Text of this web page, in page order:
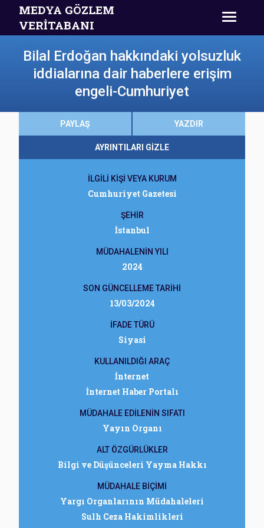
MEDYA GÖZLEM
VERİTABANI
Bilal Erdoğan hakkındaki yolsuzluk
iddialarına dair haberlere erişim
engeli-Cumhuriyet
PAYLAŞ YAZDIR
AYRINTILARI GİZLE
İLGİLİ KİŞİ VEYA KURUM
Cumhuriyet Gazetesi
ŞEHİR
İstanbul
MÜDAHALENİN YILI
2024
SON GÜNCELLEME TARİHİ
13/03/2024
İFADE TÜRÜ
Siyasi
KULLANILDIĞI ARAÇ
İnternet
İnternet Haber Portalı
MÜDAHALE EDİLENİN SIFATI
Yayın Organı
ALT ÖZGÜRLÜKLER
Bilgi ve Düşünceleri Yayma Hakkı
MÜDAHALE BİÇİMİ
Yargı Organlarının Müdahaleleri
Sulh Ceza Hakimlikleri